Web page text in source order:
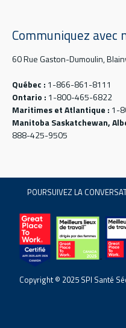
Communiquez avec
60 Rue Gaston-Dumoulin,
Québec : 1-866-861-8111
Ontario : 1-800-465-6822
Maritimes et Atlantique : 1-
Manitoba Saskatchewan,
888-425-9505
POURSUIVEZ LA
Copyright © 2025 SPI Santé